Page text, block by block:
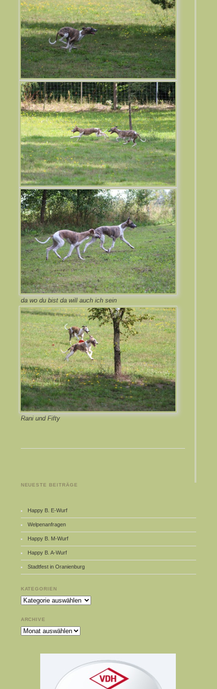
da wo du bist da will auch ich sein
Rani und Fifty
NEUESTE BEITRÄGE
Happy B. E-Wurf
Welpenanfragen
Happy B. M-Wurf
Happy B. A-Wurf
Stadtfest in Oranienburg
KATEGORIEN
Kategorien
ARCHIVE
Archive